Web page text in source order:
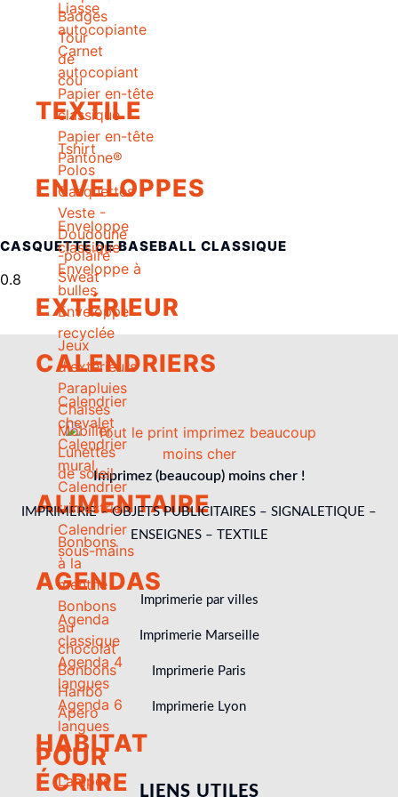
Liasse
autocopiante
Carnet
autocopiant
Papier en-tête
classique
Papier en-tête
Pantone®
ENVELOPPES
Enveloppe
classique
Enveloppe à
bulles
Enveloppe
recyclée
CALENDRIERS
Calendrier
chevalet
Calendrier
mural
Calendrier
trimestriel
Calendrier
sous-mains
AGENDAS
Agenda
classique
Agenda 4
langues
Agenda 6
langues
POUR
ÉCRIRE
Badges
Tour
de
cou
TEXTILE
Tshirt
Polos
Casquettes
Veste -
Doudoune
-polaire
Sweat
EXTÉRIEUR
Jeux
d'extérieurs
Parapluies
Chaises
Mobilier
Lunettes
de soleil
ALIMENTAIRE
Bonbons
à la
menthe
Bonbons
au
chocolat
Bonbons
Haribo
Apero
HABITAT
Lampes
CASQUETTE DE BASEBALL CLASSIQUE
Imprimez (beaucoup) moins cher !
IMPRIMERIE – OBJETS PUBLICITAIRES – SIGNALETIQUE –
ENSEIGNES – TEXTILE
Imprimerie par villes
Imprimerie Marseille
Imprimerie Paris
Imprimerie Lyon
LIENS UTILES